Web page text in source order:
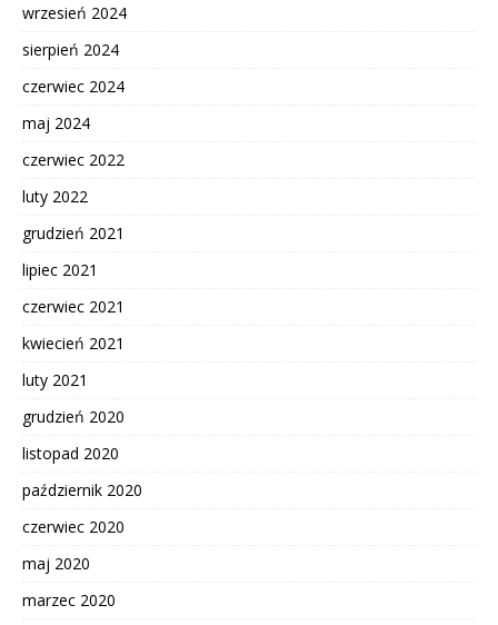
wrzesień 2024
sierpień 2024
czerwiec 2024
maj 2024
czerwiec 2022
luty 2022
grudzień 2021
lipiec 2021
czerwiec 2021
kwiecień 2021
luty 2021
grudzień 2020
listopad 2020
październik 2020
czerwiec 2020
maj 2020
marzec 2020